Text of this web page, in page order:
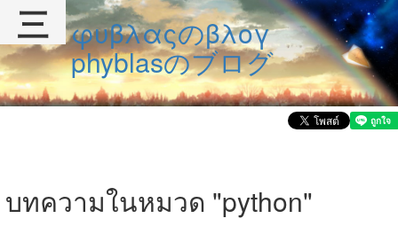
φυβλαςのβλογ
phyblasのブログ
บทความในหมวด "python"
三